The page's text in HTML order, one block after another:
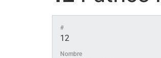
#
12
Nombre